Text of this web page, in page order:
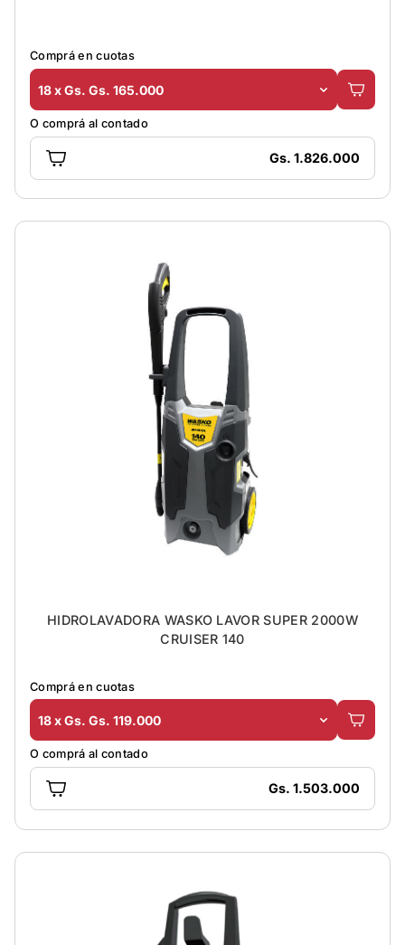
Comprá en cuotas
18 x Gs. Gs. 165.000
O comprá al contado
Gs. 1.826.000
HIDROLAVADORA WASKO LAVOR SUPER 2000W
CRUISER 140
Comprá en cuotas
18 x Gs. Gs. 119.000
O comprá al contado
Gs. 1.503.000